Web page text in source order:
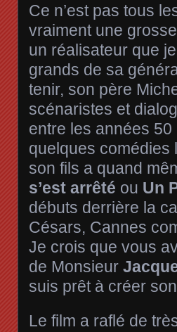
Ce n’est pas tous
vraiment une
un réalisateur que
grands de sa
tenir, son père
scénaristes et
entre les années 50
quelques comédies
son fils a quand
s’est arrêté ou Un
débuts derrière la
Césars, Cannes
Je crois que vous
de Monsieur
suis prêt à créer
Le film a raflé de